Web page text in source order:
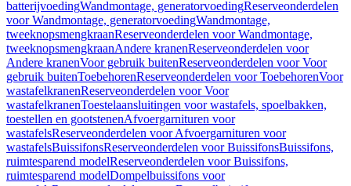
batterijvoedingWandmontage, generatorvoedingReserveonderdelen
voor Wandmontage, generatorvoedingWandmontage,
tweeknopsmengkraanReserveonderdelen voor Wandmontage,
tweeknopsmengkraanAndere kranenReserveonderdelen voor
Andere kranenVoor gebruik buitenReserveonderdelen voor Voor
gebruik buitenToebehorenReserveonderdelen voor ToebehorenVoor
wastafelkranenReserveonderdelen voor Voor
wastafelkranenToestelaansluitingen voor wastafels, spoelbakken,
toestellen en gootstenenAfvoergarnituren voor
wastafelsReserveonderdelen voor Afvoergarnituren voor
wastafelsBuissifonsReserveonderdelen voor BuissifonsBuissifons,
ruimtesparend modelReserveonderdelen voor Buissifons,
ruimtesparend modelDompelbuissifons voor